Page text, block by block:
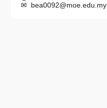
bea0092@moe.edu.my